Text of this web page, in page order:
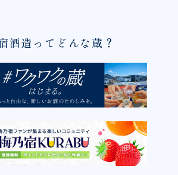
酒造ってどんな蔵？